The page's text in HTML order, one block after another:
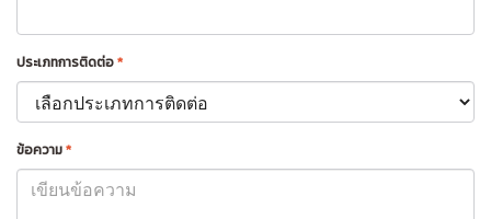
ประเภทการติดต่อ*
ข้อความ*